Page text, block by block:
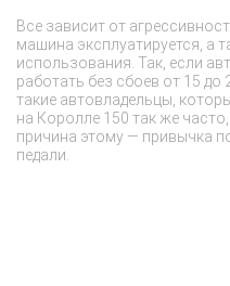
Все зависит от
машина эксплуатируется, а
использования. Так, если
работать без сбоев от 15 до
такие автовладельцы,
на Королле 150 так же
причина этому — привычка
педали.